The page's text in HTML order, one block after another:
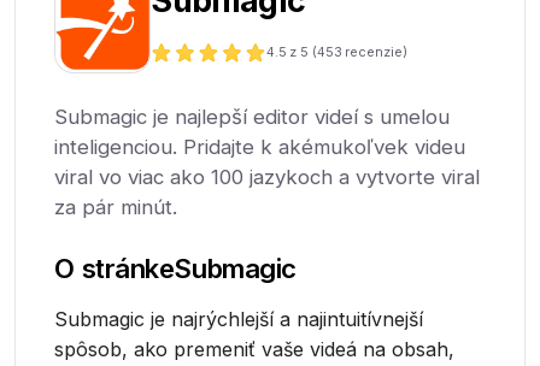
4.5 z 5 (453 recenzie)
Submagic je najlepší editor videí s umelou
inteligenciou. Pridajte k akémukoľvek videu
viral vo viac ako 100 jazykoch a vytvorte viral
za pár minút.
O stránkeSubmagic
Submagic je najrýchlejší a najintuitívnejší
spôsob, ako premeniť vaše videá na obsah,